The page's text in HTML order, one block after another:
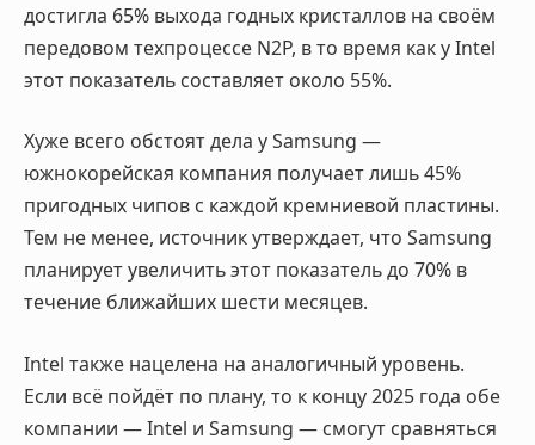
достигла 65% выхода годных кристаллов на своём
передовом техпроцессе N2P, в то время как у Intel
этот показатель составляет около 55%.
Хуже всего обстоят дела у Samsung —
южнокорейская компания получает лишь 45%
пригодных чипов с каждой кремниевой пластины.
Тем не менее, источник утверждает, что Samsung
планирует увеличить этот показатель до 70% в
течение ближайших шести месяцев.
Intel также нацелена на аналогичный уровень.
Если всё пойдёт по плану, то к концу 2025 года обе
компании — Intel и Samsung — смогут сравняться